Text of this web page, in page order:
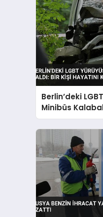
Berlin’deki
Minibüs
Hayatını